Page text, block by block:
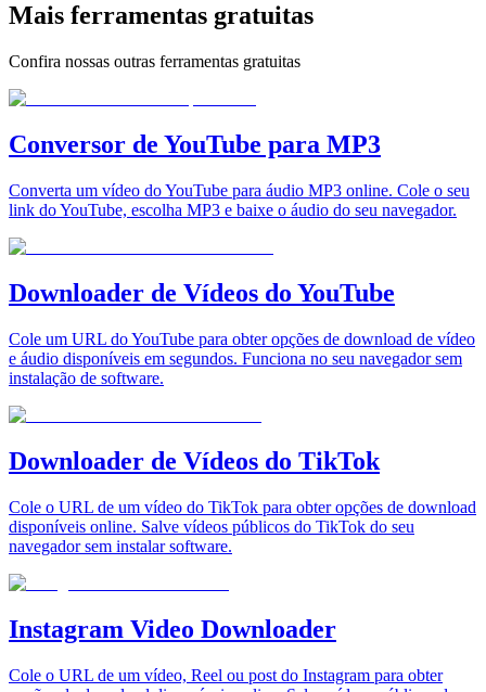
Mais ferramentas gratuitas
Confira nossas outras ferramentas gratuitas
Conversor de YouTube para MP3
Converta um vídeo do YouTube para áudio MP3 online. Cole o seu
link do YouTube, escolha MP3 e baixe o áudio do seu navegador.
Downloader de Vídeos do YouTube
Cole um URL do YouTube para obter opções de download de vídeo
e áudio disponíveis em segundos. Funciona no seu navegador sem
instalação de software.
Downloader de Vídeos do TikTok
Cole o URL de um vídeo do TikTok para obter opções de download
disponíveis online. Salve vídeos públicos do TikTok do seu
navegador sem instalar software.
Instagram Video Downloader
Cole o URL de um vídeo, Reel ou post do Instagram para obter